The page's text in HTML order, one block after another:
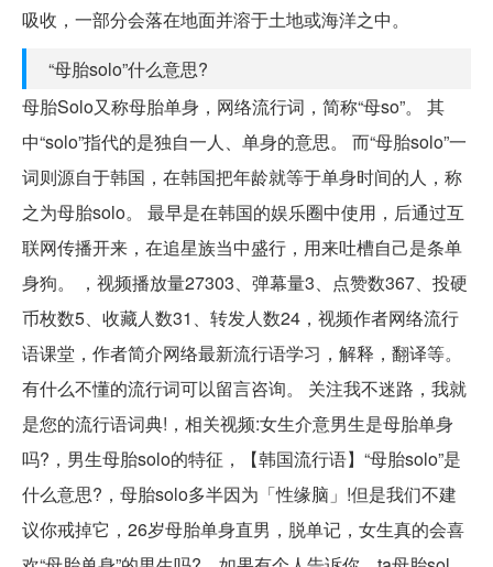
吸收，一部分会落在地面并溶于土地或海洋之中。
“母胎solo”什么意思?
母胎Solo又称母胎单身，网络流行词，简称“母so”。 其
中“solo”指代的是独自一人、单身的意思。 而“母胎solo”一
词则源自于韩国，在韩国把年龄就等于单身时间的人，称
之为母胎solo。 最早是在韩国的娱乐圈中使用，后通过互
联网传播开来，在追星族当中盛行，用来吐槽自己是条单
身狗。 ，视频播放量27303、弹幕量3、点赞数367、投硬
币枚数5、收藏人数31、转发人数24，视频作者网络流行
语课堂，作者简介网络最新流行语学习，解释，翻译等。
有什么不懂的流行词可以留言咨询。 关注我不迷路，我就
是您的流行语词典!，相关视频:女生介意男生是母胎单身
吗?，男生母胎solo的特征，【韩国流行语】“母胎solo”是
什么意思?，母胎solo多半因为「性缘脑」!但是我们不建
议你戒掉它，26岁母胎单身直男，脱单记，女生真的会喜